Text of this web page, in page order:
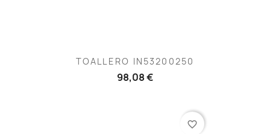
TOALLERO IN53200250
98,08 €
favorite_border